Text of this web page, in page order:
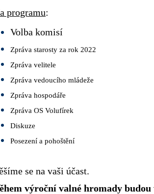
programu:
Volba komisí
Zpráva starosty za rok 2022
Zpráva velitele
Zpráva vedoucího mládeže
Zpráva hospodáře
Zpráva OS Volufírek
Diskuze
Posezení a pohoštění
se na vaši účast.
výroční valné hromady